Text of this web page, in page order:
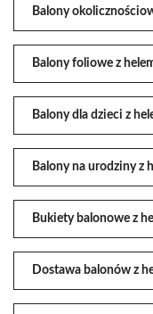
Balony
Balony foliowe z
Balony dla dzieci z
Balony na urodziny z
Bukiety balonowe z
Dostawa balonów z